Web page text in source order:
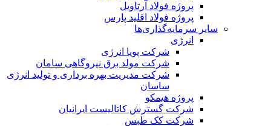
پروژه فولاد آرتاویل
پروژه فولاد اقلید پارس
سایر سرمایه‌گذاری‌ها
انرژی
شرکت پویا انرژی
شرکت مولد برق نیروگاهی سامان
شرکت مدیریت بهره برداری و تولید انرژی
ساسان
پروژه هیمکو
شرکت گسترش کاتالیست ایرانیان
شرکت کک طبس